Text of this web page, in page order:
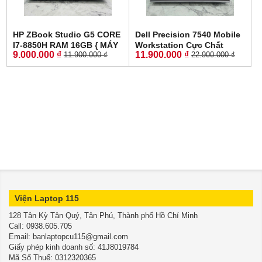
HP ZBook Studio G5 CORE
I7-8850H RAM 16GB { MÁY
TRẠM ĐỒ HỌA GIÁ RẺ }
SSD 256GB Quadro P1000
9.000.000 ₫ 11.900.000 ₫
Dell Precision 7540 Mobile
Workstation Cực Chất
CORE I7-9850H RAM 16GB
SSD 512GB NVIDIA Quadro
11.900.000 ₫ 22.900.000 ₫
Viện Laptop 115
128 Tân Kỳ Tân Quý, Tân Phú, Thành phố Hồ Chí Minh
​​​​​​​Call: 0938.605.705
Email: banlaptopcu115@gmail.com
Giấy phép kinh doanh số: 41J8019784
Mã Số Thuế: 0312320365